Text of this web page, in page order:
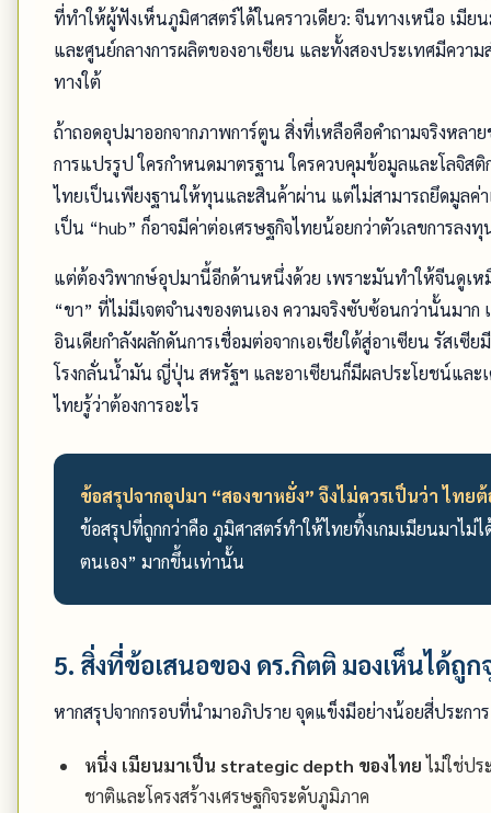
ที่ทำให้ผู้ฟังเห็นภูมิศาสตร์ได้ในคราวเดียว: จีนทางเหนือ เมี
และศูนย์กลางการผลิตของอาเซียน และทั้งสองประเทศมีคว
ทางใต้
ถ้าถอดอุปมาออกจากภาพการ์ตูน สิ่งที่เหลือคือคำถามจริงหลา
การแปรรูป ใครกำหนดมาตรฐาน ใครควบคุมข้อมูลและโลจิส
ไทยเป็นเพียงฐานให้ทุนและสินค้าผ่าน แต่ไม่สามารถยึดมูลค่
เป็น “hub” ก็อาจมีค่าต่อเศรษฐกิจไทยน้อยกว่าตัวเลขการลง
แต่ต้องวิพากษ์อุปมานี้อีกด้านหนึ่งด้วย เพราะมันทำให้จีนดูเห
“ขา” ที่ไม่มีเจตจำนงของตนเอง ความจริงซับซ้อนกว่านั้นมา
อินเดียกำลังผลักดันการเชื่อมต่อจากเอเชียใต้สู่อาเซียน รัสเ
โรงกลั่นน้ำมัน ญี่ปุ่น สหรัฐฯ และอาเซียนก็มีผลประโยชน์และ
ไทยรู้ว่าต้องการอะไร
ข้อสรุปจากอุปมา “สองขาหยั่ง” จึงไม่ควรเป็นว่า ไทย
ข้อสรุปที่ถูกกว่าคือ ภูมิศาสตร์ทำให้ไทยทิ้งเกมเมียนมาไม่
ตนเอง” มากขึ้นเท่านั้น
5. สิ่งที่ข้อเสนอของ ดร.กิตติ มองเห็นได้ถูก
หากสรุปจากกรอบที่นำมาอภิปราย จุดแข็งมีอย่างน้อยสี่ประการ
หนึ่ง เมียนมาเป็น strategic depth ของไทยไม่ใช่ปร
ชาติและโครงสร้างเศรษฐกิจระดับภูมิภาค